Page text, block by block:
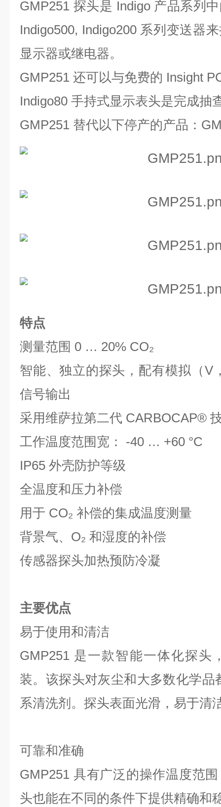
GMP251 探头是 Indigo 产品系列
Indigo500, Indigo200 系列变送器
显示器或继电器。
GMP251 还可以与免费的 Insight
Indigo80 手持式显示表头是完成抽
GMP251 替代以下停产的产品：
特点
测量范围 0 … 20% CO₂
智能、独立的探头，配有模拟（V
信号输出
采用维萨拉第二代 CARBOCAP®
工作温度范围宽： -40 … +60 °C
IP65 外壳防护等级
全温度和压力补偿
用于 CO₂ 补偿的集成温度测量
背景气、O₂ 和湿度的补偿
传感器探头加热预防冷凝
主要优点
易于使用和清洁
GMP251 是一款智能一体化探头
装。该探头对灰尘和大多数化学
系清洗剂。探头表面光滑，易于清
可靠和准确
GMP251 具有广泛的操作温度范
头也能在不同的条件下提供精确和